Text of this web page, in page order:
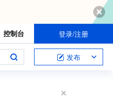
控制台 登录/注册
发布